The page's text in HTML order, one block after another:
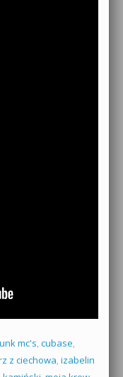
mc's, cubase,
z ciechowa, izabelin